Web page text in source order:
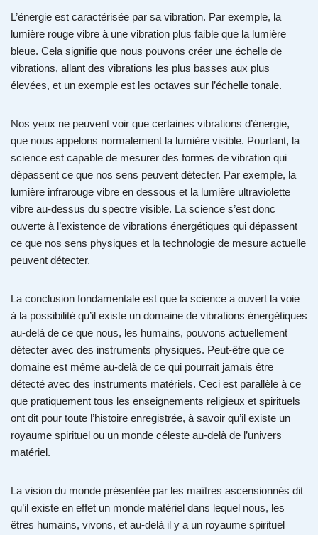
L’énergie est caractérisée par sa vibration. Par exemple, la
lumière rouge vibre à une vibration plus faible que la lumière
bleue. Cela signifie que nous pouvons créer une échelle de
vibrations, allant des vibrations les plus basses aux plus
élevées, et un exemple est les octaves sur l’échelle tonale.
Nos yeux ne peuvent voir que certaines vibrations d’énergie,
que nous appelons normalement la lumière visible. Pourtant, la
science est capable de mesurer des formes de vibration qui
dépassent ce que nos sens peuvent détecter. Par exemple, la
lumière infrarouge vibre en dessous et la lumière ultraviolette
vibre au-dessus du spectre visible. La science s’est donc
ouverte à l’existence de vibrations énergétiques qui dépassent
ce que nos sens physiques et la technologie de mesure actuelle
peuvent détecter.
La conclusion fondamentale est que la science a ouvert la voie
à la possibilité qu’il existe un domaine de vibrations énergétiques
au-delà de ce que nous, les humains, pouvons actuellement
détecter avec des instruments physiques. Peut-être que ce
domaine est même au-delà de ce qui pourrait jamais être
détecté avec des instruments matériels. Ceci est parallèle à ce
que pratiquement tous les enseignements religieux et spirituels
ont dit pour toute l’histoire enregistrée, à savoir qu’il existe un
royaume spirituel ou un monde céleste au-delà de l’univers
matériel.
La vision du monde présentée par les maîtres ascensionnés dit
qu’il existe en effet un monde matériel dans lequel nous, les
êtres humains, vivons, et au-delà il y a un royaume spirituel